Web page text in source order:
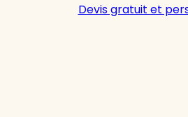
Devis gratuit et